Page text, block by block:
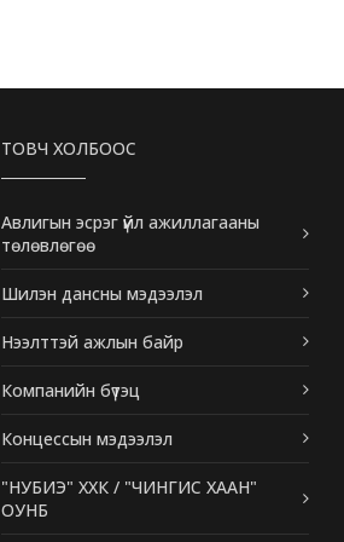
ТОВЧ ХОЛБООС
Авлигын эсрэг үйл ажиллагааны
төлөвлөгөө
Шилэн дансны мэдээлэл
Нээлттэй ажлын байр
Компанийн бүтэц
Концессын мэдээлэл
"НУБИЭ" ХХК / "ЧИНГИС ХААН"
ОУНБ